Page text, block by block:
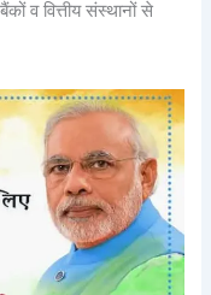
व वित्तीय संस्थानों से